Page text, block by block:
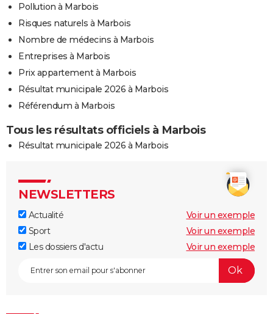
Pollution à Marbois
Risques naturels à Marbois
Nombre de médecins à Marbois
Entreprises à Marbois
Prix appartement à Marbois
Résultat municipale 2026 à Marbois
Référendum à Marbois
Tous les résultats officiels à Marbois
Résultat municipale 2026 à Marbois
NEWSLETTERS
Actualité
Voir un exemple
Sport
Voir un exemple
Les dossiers d'actu
Voir un exemple